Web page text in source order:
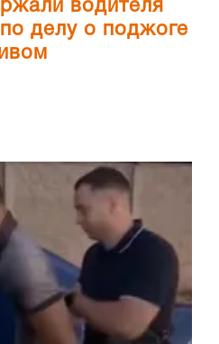
водителя
делу о поджоге